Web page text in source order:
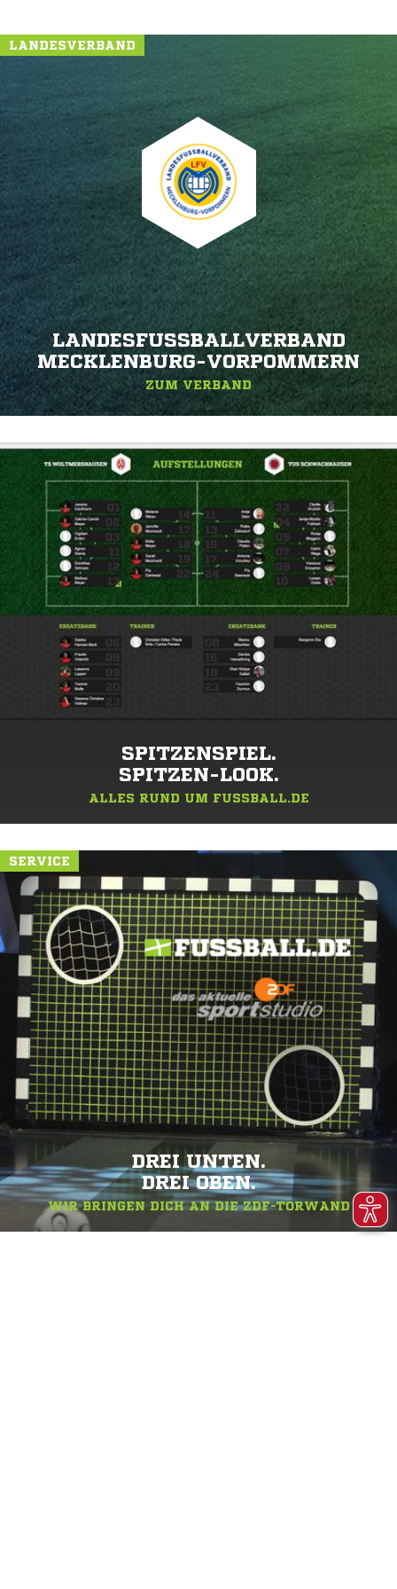
LANDESVERBAND
LANDESFUSSBALLVERBAND M
ECKLENBURG-VORPOMMERN
ZUM VERBAND
SPITZENSPIEL.
SPITZEN-LOOK.
ALLES RUND UM FUSSBALL.DE
SERVICE
DREI UNTEN.
DREI OBEN.
WIR BRINGEN DICH AN DIE ZDF-TORWAND